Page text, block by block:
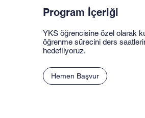
Program İçeriği
YKS öğrencisine özel olarak
öğrenme sürecini ders
hedefliyoruz.
Hemen Başvur